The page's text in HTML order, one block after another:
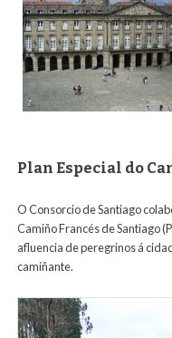
Plan Especial do
O Consorcio de Santiago
Camiño Francés de Santiago
afluencia de peregrinos á
camiñante.
camino_b.jpg